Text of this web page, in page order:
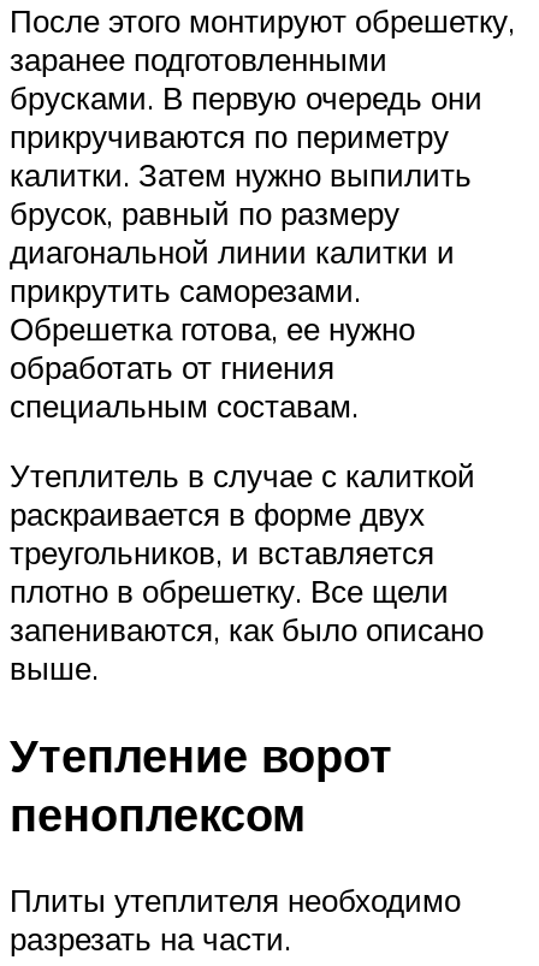
После этого монтируют обрешетку,
заранее подготовленными
брусками. В первую очередь они
прикручиваются по периметру
калитки. Затем нужно выпилить
брусок, равный по размеру
диагональной линии калитки и
прикрутить саморезами.
Обрешетка готова, ее нужно
обработать от гниения
специальным составам.
Утеплитель в случае с калиткой
раскраивается в форме двух
треугольников, и вставляется
плотно в обрешетку. Все щели
запениваются, как было описано
выше.
Утепление ворот
пеноплексом
Плиты утеплителя необходимо
разрезать на части.